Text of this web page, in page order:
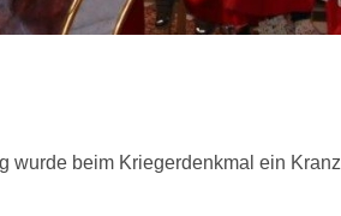
wurde beim Kriegerdenkmal ein